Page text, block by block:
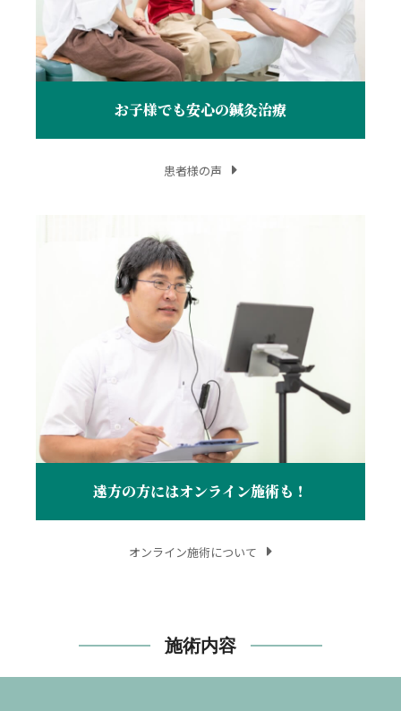
お子様でも安心の鍼灸治療
患者様の声
遠方の方にはオンライン施術も！
オンライン施術について
施術内容